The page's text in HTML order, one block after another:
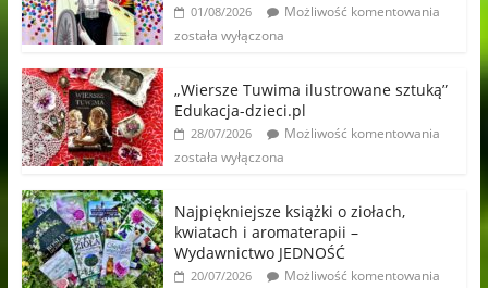
01/08/2026
Możliwość komentowania
została wyłączona
„Wiersze Tuwima ilustrowane sztuką”
Edukacja-dzieci.pl
28/07/2026
Możliwość komentowania
została wyłączona
Najpiękniejsze książki o ziołach,
kwiatach i aromaterapii –
Wydawnictwo JEDNOŚĆ
20/07/2026
Możliwość komentowania